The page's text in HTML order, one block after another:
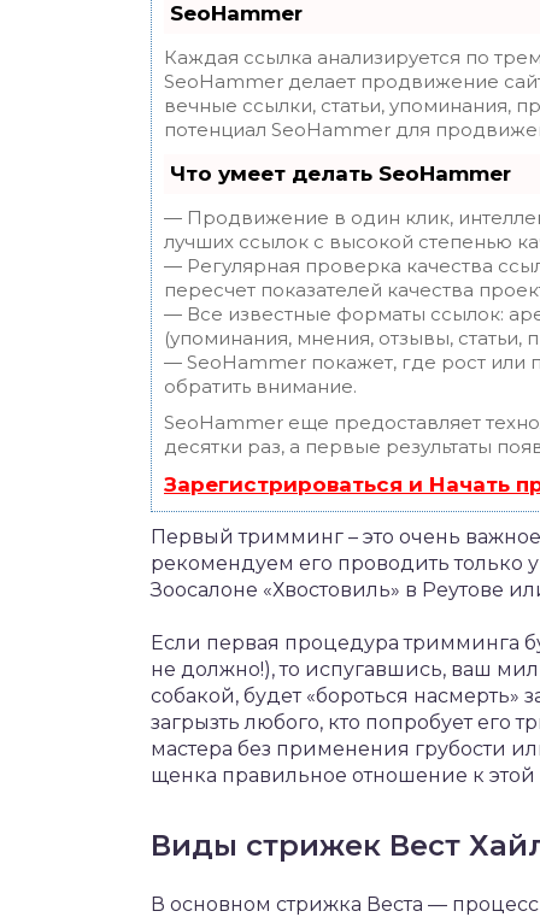
SeoHammer
Каждая ссылка анализируется по
SeoHammer делает продвижение
вечные ссылки, статьи, упоминания,
потенциал SeoHammer для
Что умеет делать SeoHammer
— Продвижение в один клик,
лучших ссылок с высокой степенью
— Регулярная проверка качества
пересчет показателей качества
— Все известные форматы ссылок:
(упоминания, мнения, отзывы, статьи,
— SeoHammer покажет, где рост или
обратить внимание.
SeoHammer еще предоставляет
десятки раз, а первые результаты
Зарегистрироваться и Начать
Первый тримминг – это очень
рекомендуем его проводить только
Зоосалоне «Хвостовиль» в Реутове
Если первая процедура тримминга
не должно!), то испугавшись, ваш
собакой, будет «бороться насмерть»
загрызть любого, кто попробует
мастера без применения грубости
щенка правильное отношение к
Виды стрижек Вест
В основном стрижка Веста —